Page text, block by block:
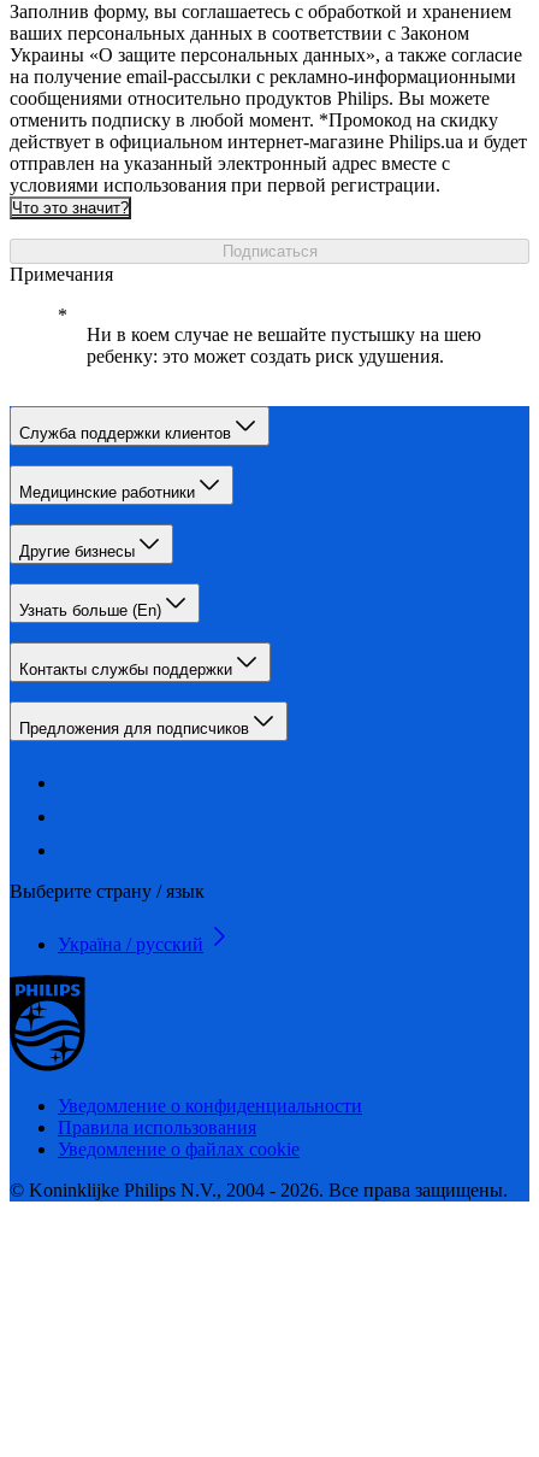
Заполнив форму, вы соглашаетесь с обработкой и хранением
ваших персональных данных в соответствии с Законом
Украины «О защите персональных данных», а также согласие
на получение email-рассылки с рекламно-информационными
сообщениями относительно продуктов Philips. Вы можете
отменить подписку в любой момент. *Промокод на скидку
действует в официальном интернет-магазине Philips.ua и будет
отправлен на указанный электронный адрес вместе с
условиями использования при первой регистрации.
Что это значит?
Подписаться
Примечания
Ни в коем случае не вешайте пустышку на шею
ребенку: это может создать риск удушения.
Служба поддержки клиентов
Медицинские работники
Другие бизнесы
Узнать больше (En)
Контакты службы поддержки
Предложения для подписчиков
Выберите страну / язык
Україна / русский
Уведомление о конфиденциальности
Правила использования
Уведомление о файлах cookie
© Koninklijke Philips N.V., 2004 - 2026. Все права защищены.